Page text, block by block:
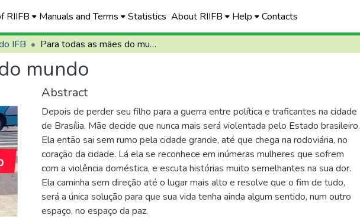
RIIFB Manuals and Terms Statistics About RIIFB Help Contacts
IFB Para todas as mães do mundo
mundo
Abstract
Depois de perder seu filho para a guerra entre política e traficantes na cidade
de Brasília, Mãe decide que nunca mais será violentada pelo Estado brasileiro.
Ela então sai sem rumo pela cidade grande, até que chega na rodoviária, no
coração da cidade. Lá ela se reconhece em inúmeras mulheres que sofrem
com a violência doméstica, e escuta histórias muito semelhantes na sua dor.
Ela caminha sem direção até o lugar mais alto e resolve que o fim de tudo,
será a única solução para que sua vida tenha ainda algum sentido, num outro
espaço, no espaço da paz.